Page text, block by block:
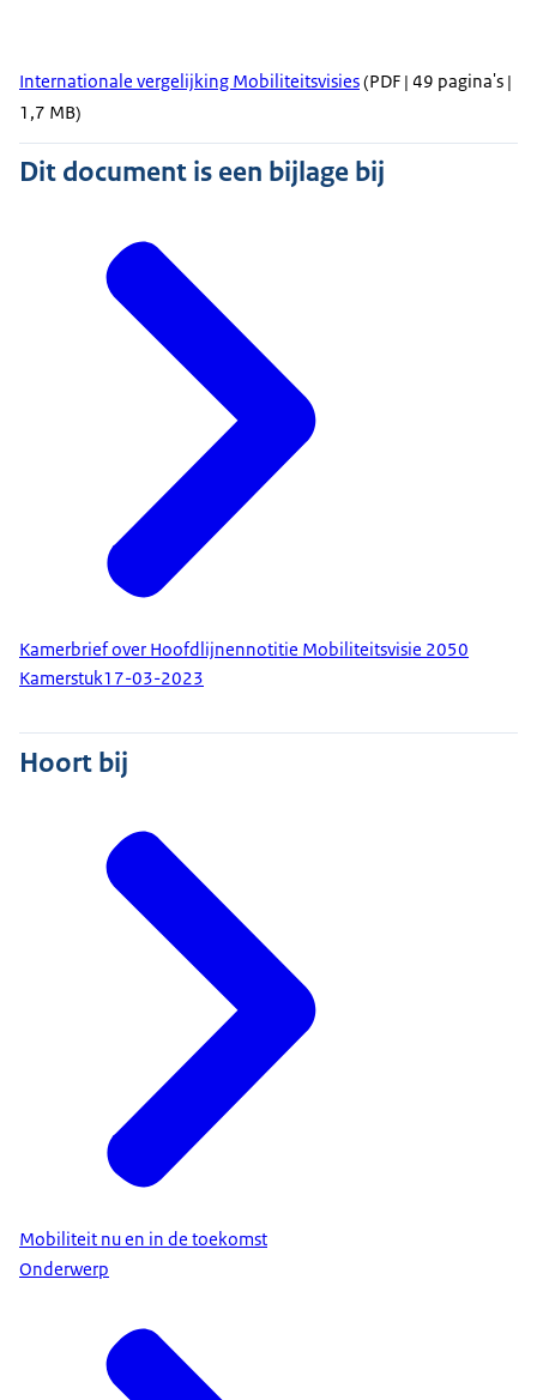
Internationale vergelijking Mobiliteitsvisies(PDF | 49 pagina's |
1,7 MB)
Dit document is een bijlage bij
Kamerbrief over Hoofdlijnennotitie Mobiliteitsvisie 2050
Kamerstuk17-03-2023
Hoort bij
Mobiliteit nu en in de toekomst
Onderwerp